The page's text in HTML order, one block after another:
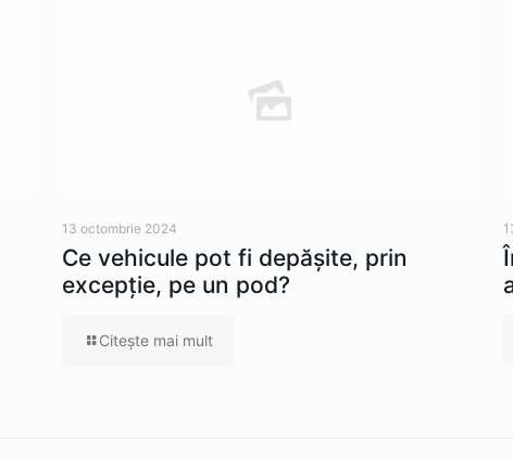
13 octombrie 2024
Ce vehicule pot fi depăşite, prin
excepţie, pe un pod?
Citeşte mai mult